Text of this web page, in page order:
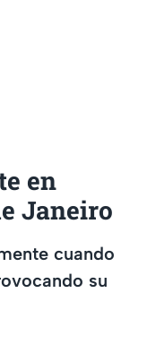
en
Janeiro
cuando
su